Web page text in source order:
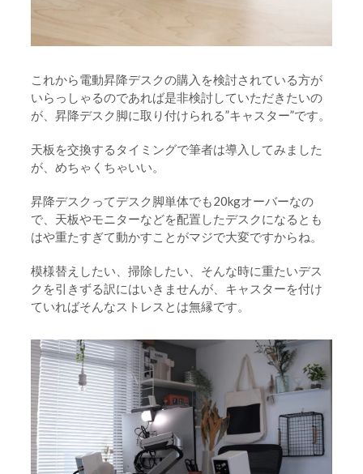
これから電動昇降デスクの購入を検討されている方が
いらっしゃるのであれば是非検討していただきたいの
が、昇降デスク脚に取り付けられる”キャスター”です。
天板を交換するタイミングで筆者は導入してみました
が、めちゃくちゃいい。
昇降デスクってデスク脚単体でも20kgオーバーなの
で、天板やモニターなどを配置したデスクになるとも
はや重たすぎて動かすことがマジで大変ですからね。
模様替えしたい、掃除したい、そんな時に重たいデス
クを引きずる訳にはいきませんが、キャスターを付け
ていればそんなストレスとは無縁です。